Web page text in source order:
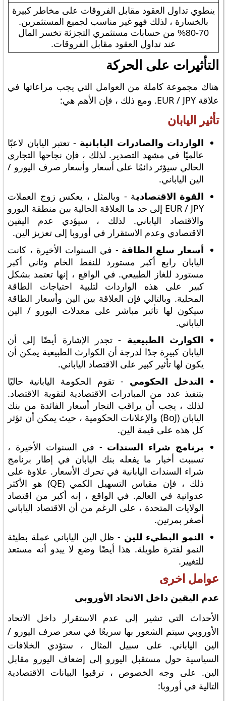
ينطوي تداول العقود مقابل الفروقات على مخاطر كبيرة
بالخسارة ، لذلك فهو غير مناسب لجميع المستثمرين.
70-80% من حسابات مستثمري التجزئة تخسر المال
عند تداول العقود مقابل الفروقات.
التأثيرات على الحركة
هناك مجموعة كاملة من العوامل التي يجب مراعاتها في
علاقة EUR / JPY. ومع ذلك ، فإن الأهم هي:
تأثير اليابان
الواردات والصادرات اليابانية - تعتبر اليابان لاعبًا
عالميًا في مشهد التصدير. لذلك ، فإن نجاحها التجاري
الحالي سيؤثر دائمًا على أسعار وأسعار صرف اليورو /
الين الياباني.
القوة الاقتصادية - وبالمثل ، يعكس زوج العملات
EUR / JPY إلى حد ما العلاقة الحالية بين منطقة اليورو
والاقتصاد الياباني. لذلك ، سيؤدي عدم اليقين
الاقتصادي وعدم الاستقرار في أوروبا إلى تعزيز الين.
أسعار سلع الطاقة - في السنوات الأخيرة ، كانت
اليابان رابع أكبر مستورد للنفط الخام وثاني أكبر
مستورد للغاز الطبيعي. في الواقع ، إنها تعتمد بشكل
كبير على هذه الواردات لتلبية احتياجات الطاقة
المحلية. وبالتالي فإن العلاقة بين الين وأسعار الطاقة
سيكون لها تأثير مباشر على معدلات اليورو / الين
الياباني.
الكوارث الطبيعية - تجدر الإشارة أيضًا إلى أن
اليابان كبيرة جدًا لدرجة أن الكوارث الطبيعية يمكن أن
يكون لها تأثير كبير على الاقتصاد الياباني.
التدخل الحكومي - تقوم الحكومة اليابانية حاليًا
بتنفيذ عدد من المبادرات الاقتصادية لتقوية الاقتصاد.
لذلك ، يجب أن يراقب التجار أسعار الفائدة من بنك
اليابان (BoJ) والإعلانات الحكومية ، حيث يمكن أن تؤثر
كل هذه على قيمة الين.
برنامج شراء السندات - في السنوات الأخيرة ،
تسببت أخبار ما يفعله بنك اليابان في إطار برنامج
شراء السندات اليابانية في تحرك الأسعار. علاوة على
ذلك ، فإن مقياس التسهيل الكمي (QE) هو الأكثر
عدوانية في العالم. في الواقع ، إنه أكبر من اقتصاد
الولايات المتحدة ، على الرغم من أن الاقتصاد الياباني
أصغر بمرتين.
النمو البطيء للين - ظل الين الياباني عملة بطيئة
النمو لفترة طويلة. هذا أيضًا وضع لا يبدو أنه مستعد
للتغيير.
عوامل اخرى
عدم اليقين داخل الاتحاد الأوروبي
الأحداث التي تشير إلى عدم الاستقرار داخل الاتحاد
الأوروبي سيتم الشعور بها سريعًا في سعر صرف اليورو /
الين الياباني. على سبيل المثال ، ستؤدي الخلافات
السياسية حول مستقبل اليورو إلى إضعاف اليورو مقابل
الين. على وجه الخصوص ، ترقبوا البيانات الاقتصادية
التالية في أوروبا: